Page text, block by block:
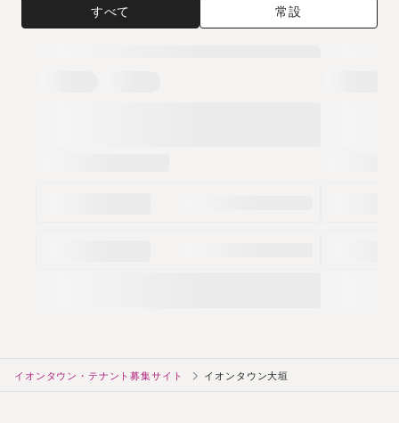
すべて 常設
イオンタウン・テナント募集サイト イオンタウン大垣